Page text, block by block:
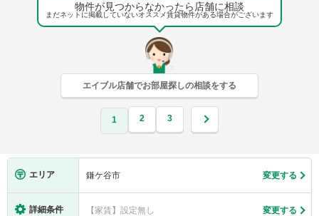
物件が見つからなかったら店舗に相談
まだネットに掲載していないオススメ賃貸物件がある場合がございます
エイブル店舗でお部屋探しの相談をする
1 2 3
エリア 鎌ケ谷市 変更する
詳細条件 【家賃】設定無し 変更する